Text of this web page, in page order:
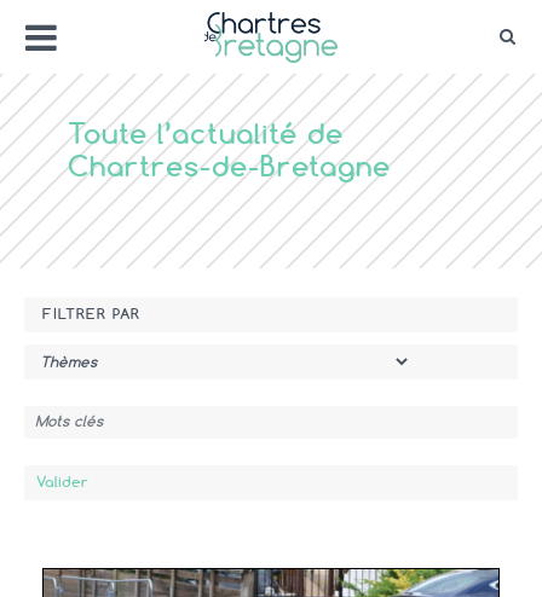
contenu
Menu
Bienvenue sur le site de la ville de
Ville Zéro phyto / 4 fleurs
Toute l’actualité de
Chartres-de-Bretagne
FILTRER PAR
Thème
Mots clés
Valider